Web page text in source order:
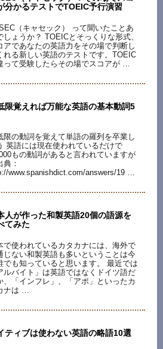
分かるテストでTOEIC予行演習
（キャセック） って聞いたことあ
しょうか？ TOEICとそっくりな形式、
アであなたの英語力をその場で判断し
れる新しい英語のテストです。TOEIC
って受験したらその場でスコアが …
限覚えれば万能な英語の基本動詞5
限の動詞を覚えて単語の羅列を卒業し
英語には現在使われているだけで
もの動詞があると言われていますが
典：
www.spanishdict.com/answers/19 …
人が作った和製英語20個の語源を
てみた
で使われているカタカナには、海外で
じない和製英語も多いということは今
でも知っていると思います。 最近では
ルバイト」は英語ではなくドイツ語だ
、「インフレ」、「アポ」といったカ
ナは …
ティブは使わない英語の略語10選